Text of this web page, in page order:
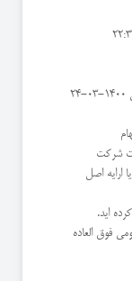
1400-03-24
شرکت
ارایه اصل
اید.
فوق العاده